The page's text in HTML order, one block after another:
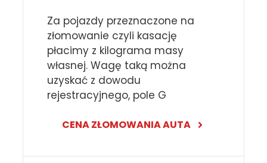
Za pojazdy przeznaczone na
złomowanie czyli kasację
płacimy z kilograma masy
własnej. Wagę taką można
uzyskać z dowodu
rejestracyjnego, pole G
CENA ZŁOMOWANIA AUTA